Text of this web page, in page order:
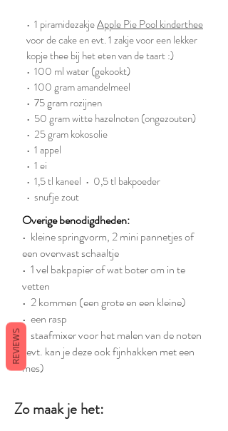
• 1 piramidezakjeApple Pie Pool kinderthee
voor de cake en evt. 1 zakje voor een lekker
kopje thee bij het eten van de taart :)
• 100 ml water (gekookt)
• 100 gram amandelmeel
• 75 gram rozijnen
• 50 gram witte hazelnoten (ongezouten)
• 25 gram kokosolie
• 1 appel
• 1 ei
• 1,5 tl kaneel • 0,5 tl bakpoeder
• snufje zout
Overige benodigdheden:
• kleine springvorm, 2 mini pannetjes of
een ovenvast schaaltje
• 1 vel bakpapier of wat boter om in te
vetten
• 2 kommen (een grote en een kleine)
• een rasp
• staafmixer voor het malen van de noten
(evt. kan je deze ook fijnhakken met een
mes)
Zo maak je het:
REVIEWS